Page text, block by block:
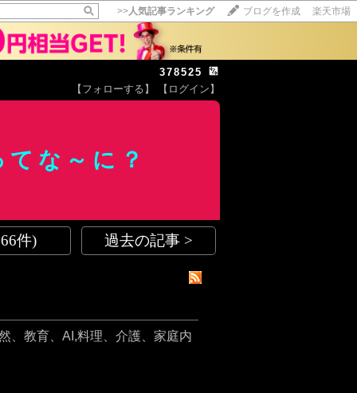
>>人気記事ランキング ブログを作成 楽天市場
378525
【フォローする】
【ログイン】
な～に？
件) 過去の記事 >
、教育、AI,料理、介護、家庭内